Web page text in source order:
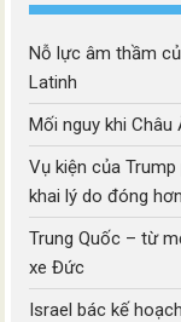
Nỗ lực âm thầm
Latinh
Mối nguy khi
Vụ kiện của
khai lý do đóng
Trung Quốc – từ
xe Đức
Israel bác kế